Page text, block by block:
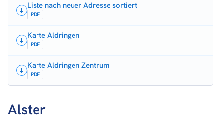
Liste nach neuer Adresse sortiert
PDF
Karte Aldringen
PDF
Karte Aldringen Zentrum
PDF
Alster